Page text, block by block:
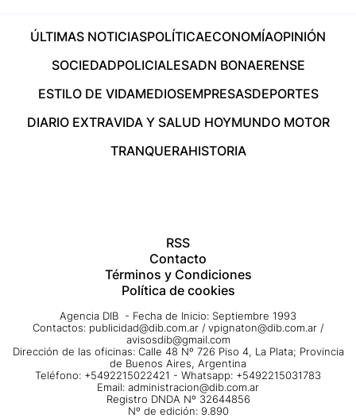
ÚLTIMAS NOTICIASPOLÍTICAECONOMÍAOPINIÓN
SOCIEDADPOLICIALESADN BONAERENSE
ESTILO DE VIDAMEDIOSEMPRESASDEPORTES
DIARIO EXTRAVIDA Y SALUD HOYMUNDO MOTOR
TRANQUERAHISTORIA
RSS
Contacto
Términos y Condiciones
Política de cookies
Agencia DIB - Fecha de Inicio: Septiembre 1993
Contactos: publicidad@dib.com.ar / vpignaton@dib.com.ar /
avisosdib@gmail.com
Dirección de las oficinas: Calle 48 Nº 726 Piso 4, La Plata; Provincia
de Buenos Aires, Argentina
Teléfono: +5492215022421 - Whatsapp: +5492215031783
Email: administracion@dib.com.ar
Registro DNDA Nº 32644856
Nº de edición: 9.890